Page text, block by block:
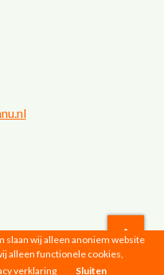
|Privacyverklaring
slaan wij alleen anoniem website
alleen functionele cookies,
verklaring Sluiten